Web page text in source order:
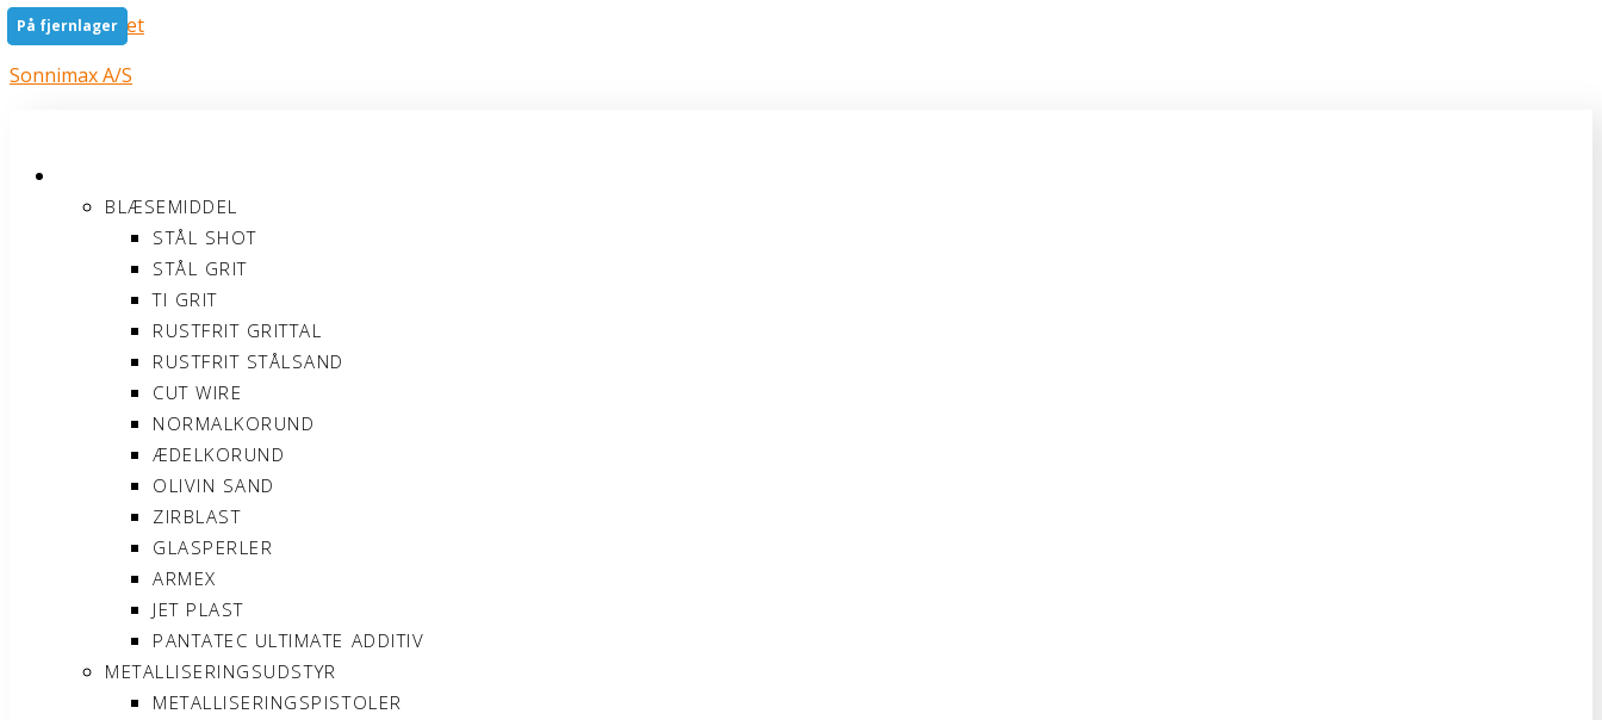
Gå til indholdet
Sonnimax A/S
BLÆSEMIDDEL
STÅL SHOT
STÅL GRIT
TI GRIT
RUSTFRIT GRITTAL
RUSTFRIT STÅLSAND
CUT WIRE
NORMALKORUND
ÆDELKORUND
OLIVIN SAND
ZIRBLAST
GLASPERLER
ARMEX
JET PLAST
PANTATEC ULTIMATE ADDITIV
METALLISERINGSUDSTYR
METALLISERINGSPISTOLER
På fjernlager
På fjernlager